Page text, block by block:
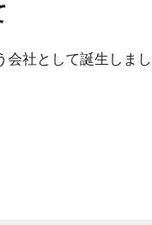
社として誕生しまし